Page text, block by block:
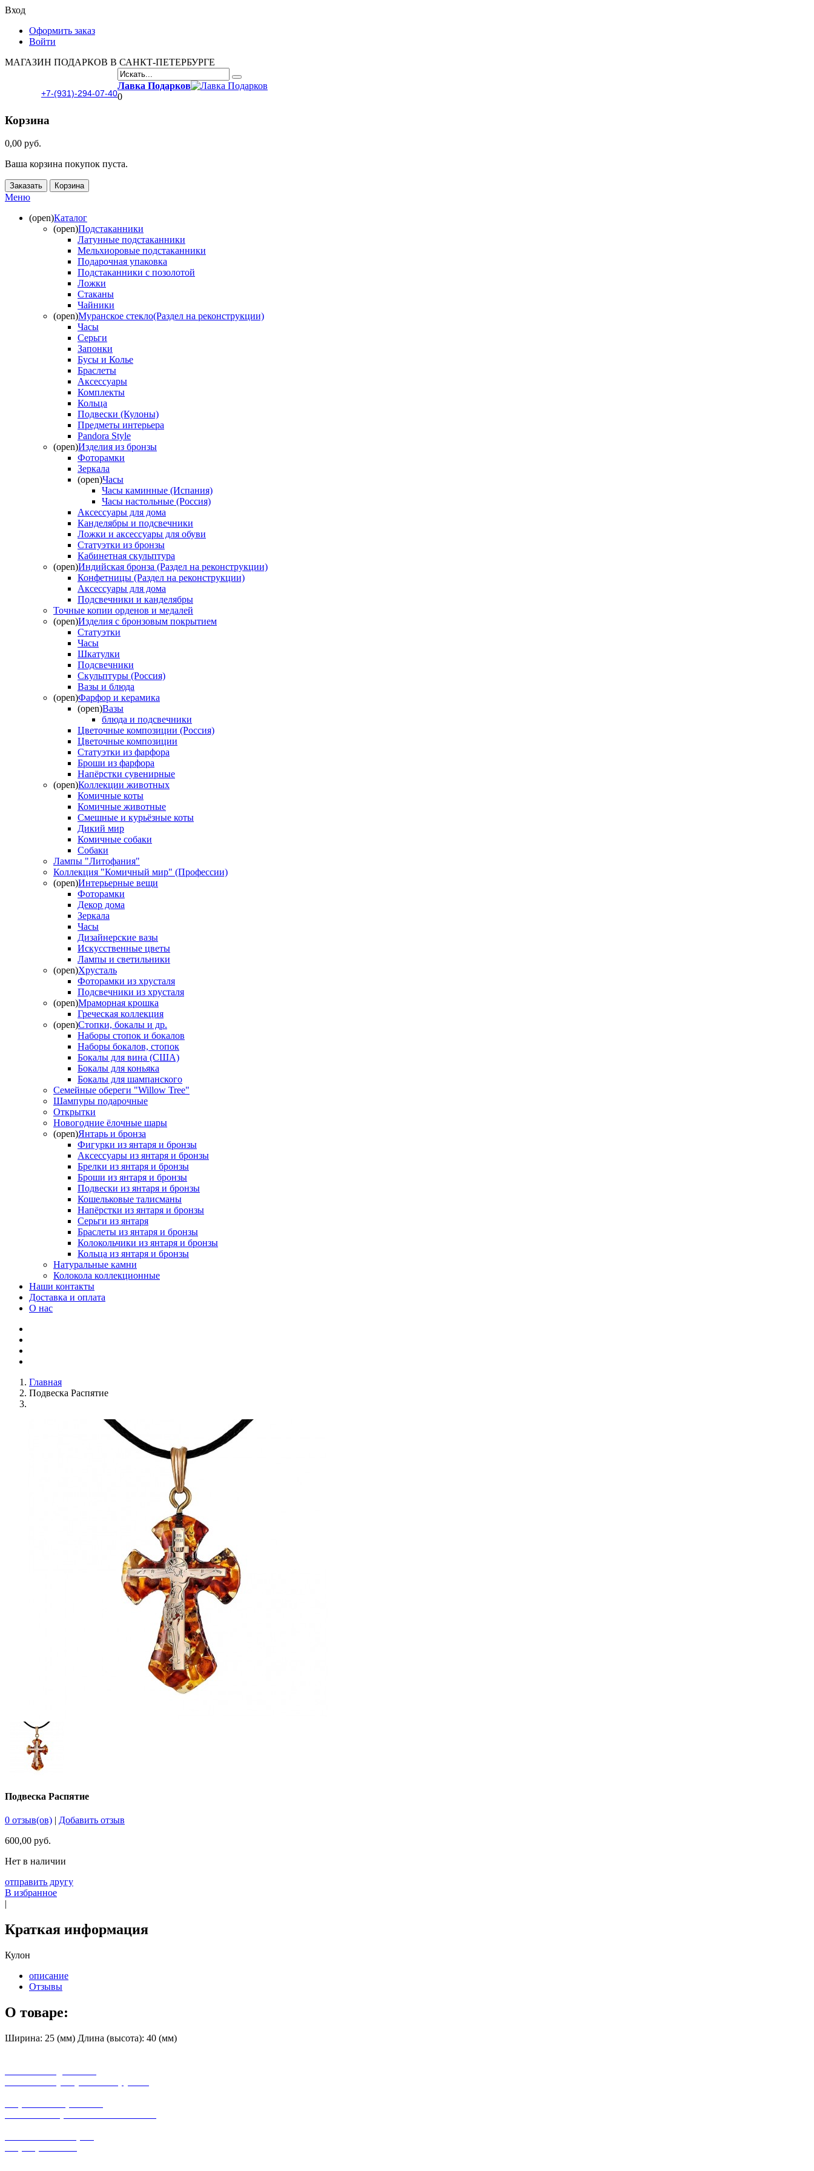
Вход
Оформить заказ
Войти
МАГАЗИН ПОДАРКОВ В САНКТ-ПЕТЕРБУРГЕ
+7-(931)-294-07-40
Лавка Подарков
0
Корзина
0,00 руб.
Ваша корзина покупок пуста.
Заказать Корзина
Меню
(open)Каталог
(open)Подстаканники
Латунные подстаканники
Мельхиоровые подстаканники
Подарочная упаковка
Подстаканники с позолотой
Ложки
Стаканы
Чайники
(open)Муранское стекло(Раздел на реконструкции)
Часы
Серьги
Запонки
Бусы и Колье
Браслеты
Аксессуары
Комплекты
Кольца
Подвески (Кулоны)
Предметы интерьера
Pandora Style
(open)Изделия из бронзы
Фоторамки
Зеркала
(open)Часы
Часы каминные (Испания)
Часы настольные (Россия)
Аксессуары для дома
Канделябры и подсвечники
Ложки и аксессуары для обуви
Статуэтки из бронзы
Кабинетная скульптура
(open)Индийская бронза (Раздел на реконструкции)
Конфетницы (Раздел на реконструкции)
Аксессуары для дома
Подсвечники и канделябры
Точные копии орденов и медалей
(open)Изделия с бронзовым покрытием
Статуэтки
Часы
Шкатулки
Подсвечники
Скульптуры (Россия)
Вазы и блюда
(open)Фарфор и керамика
(open)Вазы
блюда и подсвечники
Цветочные композиции (Россия)
Цветочные композиции
Статуэтки из фарфора
Броши из фарфора
Напёрстки сувенирные
(open)Коллекции животных
Комичные коты
Комичные животные
Смешные и курьёзные коты
Дикий мир
Комичные собаки
Собаки
Лампы "Литофания"
Коллекция "Комичный мир" (Профессии)
(open)Интерьерные вещи
Фоторамки
Декор дома
Зеркала
Часы
Дизайнерские вазы
Искусственные цветы
Лампы и светильники
(open)Хрусталь
Фоторамки из хрусталя
Подсвечники из хрусталя
(open)Мраморная крошка
Греческая коллекция
(open)Стопки, бокалы и др.
Наборы стопок и бокалов
Наборы бокалов, стопок
Бокалы для вина (США)
Бокалы для коньяка
Бокалы для шампанского
Семейные обереги "Willow Tree"
Шампуры подарочные
Открытки
Новогодние ёлочные шары
(open)Янтарь и бронза
Фигурки из янтаря и бронзы
Аксессуары из янтаря и бронзы
Брелки из янтаря и бронзы
Броши из янтаря и бронзы
Подвески из янтаря и бронзы
Кошельковые талисманы
Напёрстки из янтаря и бронзы
Серьги из янтаря
Браслеты из янтаря и бронзы
Колокольчики из янтаря и бронзы
Кольца из янтаря и бронзы
Натуральные камни
Колокола коллекционные
Наши контакты
Доставка и оплата
О нас
Главная
Подвеска Распятие
Подвеска Распятие
0 отзыв(ов) | Добавить отзыв
600,00 руб.
Нет в наличии
отправить другу
В избранное
|
Краткая информация
Кулон
описание
Отзывы
О товаре:
Ширина: 25 (мм) Длина (высота): 40 (мм)